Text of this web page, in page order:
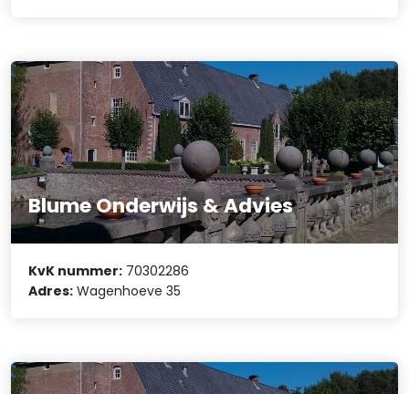
Blume Onderwijs & Advies
KvK nummer: 70302286
Adres: Wagenhoeve 35